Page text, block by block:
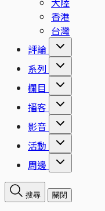
香港
台灣
評論
系列
欄目
播客
影音
活動
周邊
搜尋 關閉